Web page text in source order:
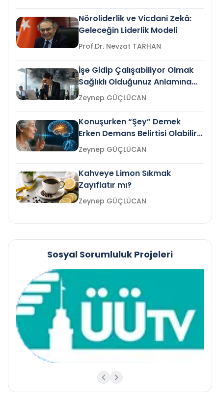
Nöroliderlik ve Vicdani Zekâ:
Geleceğin Liderlik Modeli
Prof.Dr. Nevzat TARHAN
İşe Gidip Çalışabiliyor Olmak
Sağlıklı Olduğunuz Anlamına
Gelir mi?Zeynep GÜÇLÜCAN
Konuşurken “Şey” Demek
Erken Demans Belirtisi Olabilir
mi?
Zeynep GÜÇLÜCAN
Kahveye Limon Sıkmak
Zayıflatır mı?
Zeynep GÜÇLÜCAN
Sosyal Sorumluluk Projeleri